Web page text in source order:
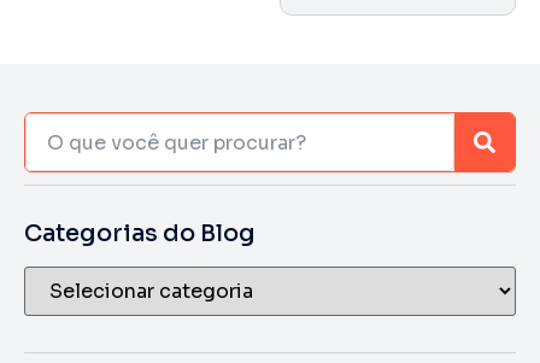
Categorias do Blog